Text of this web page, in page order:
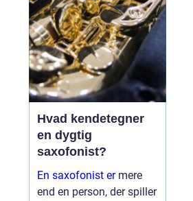
Hvad kendetegner
en dygtig
saxofonist?
En saxofonist ermere
end en person, der spiller